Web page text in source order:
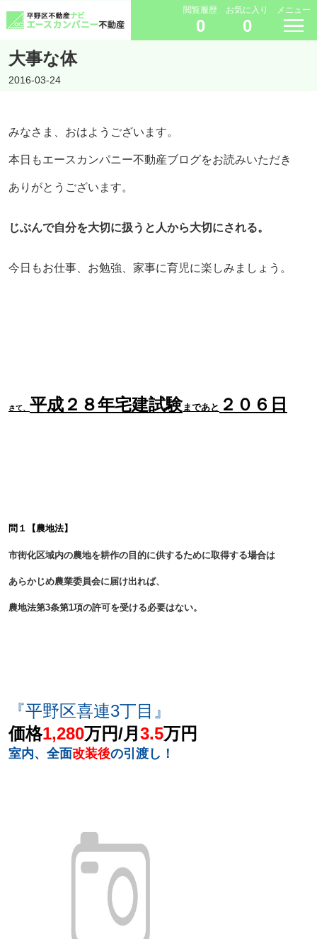
閲覧履歴
0
お気に入り
0
メニュー
大事な体
2016-03-24
みなさま、おはようございます。
本日もエースカンパニー不動産ブログをお読みいただき
ありがとうございます。
じぶんで自分を大切に扱うと人から大切にされる。
今日もお仕事、お勉強、家事に育児に楽しみましょう。
さて、 平成２８年宅建試験まであと ２０６日
問１【農地法】
市街化区域内の農地を耕作の目的に供するために取得する場合は
あらかじめ農業委員会に届け出れば、
農地法第3条第1項の許可を受ける必要はない。
『平野区喜連3丁目』
価格1,280万円/月 3.5万円
室内、全面改装後の引渡し！